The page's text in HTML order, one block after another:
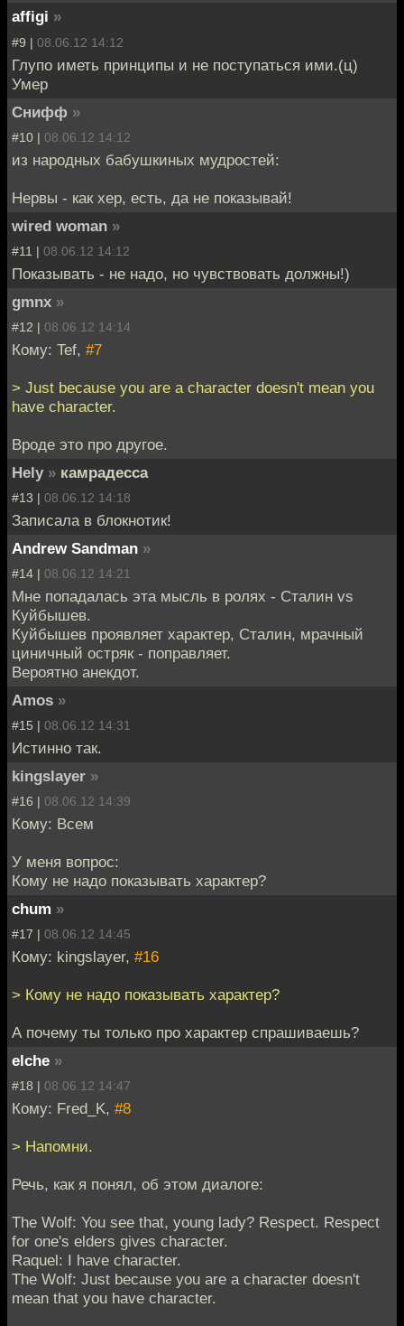
affigi »
#9 | 08.06.12 14:12
Глупо иметь принципы и не поступаться ими.(ц)
Умер
Снифф »
#10 | 08.06.12 14:12
из народных бабушкиных мудростей:
Нервы - как хер, есть, да не показывай!
wired woman »
#11 | 08.06.12 14:12
Показывать - не надо, но чувствовать должны!)
gmnx »
#12 | 08.06.12 14:14
Кому: Tef, #7
> Just because you are a character doesn't mean you
have character.
Вроде это про другое.
Hely » камрадесса
#13 | 08.06.12 14:18
Записала в блокнотик!
Andrew Sandman »
#14 | 08.06.12 14:21
Мне попадалась эта мысль в ролях - Сталин vs
Куйбышев.
Куйбышев проявляет характер, Сталин, мрачный
циничный остряк - поправляет.
Вероятно анекдот.
Amos »
#15 | 08.06.12 14:31
Истинно так.
kingslayer »
#16 | 08.06.12 14:39
Кому: Всем
У меня вопрос:
Кому не надо показывать характер?
chum »
#17 | 08.06.12 14:45
Кому: kingslayer, #16
> Кому не надо показывать характер?
А почему ты только про характер спрашиваешь?
elche »
#18 | 08.06.12 14:47
Кому: Fred_K, #8
> Напомни.
Речь, как я понял, об этом диалоге:
The Wolf: You see that, young lady? Respect. Respect
for one's elders gives character.
Raquel: I have character.
The Wolf: Just because you are a character doesn't
mean that you have character.